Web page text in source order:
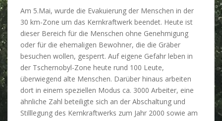
Am 5.Mai, wurde die Evakuierung der Menschen in der
30 km-Zone um das Kernkraftwerk beendet. Heute ist
dieser Bereich für die Menschen ohne Genehmigung
oder für die ehemaligen Bewohner, die die Gräber
besuchen wollen, gesperrt. Auf eigene Gefahr leben in
der Tschernobyl-Zone heute rund 100 Leute,
überwiegend alte Menschen. Darüber hinaus arbeiten
dort in einem speziellen Modus ca. 3000 Arbeiter, eine
ähnliche Zahl beteiligte sich an der Abschaltung und
Stilllegung des Kernkraftwerks zum Jahr 2000 sowie am